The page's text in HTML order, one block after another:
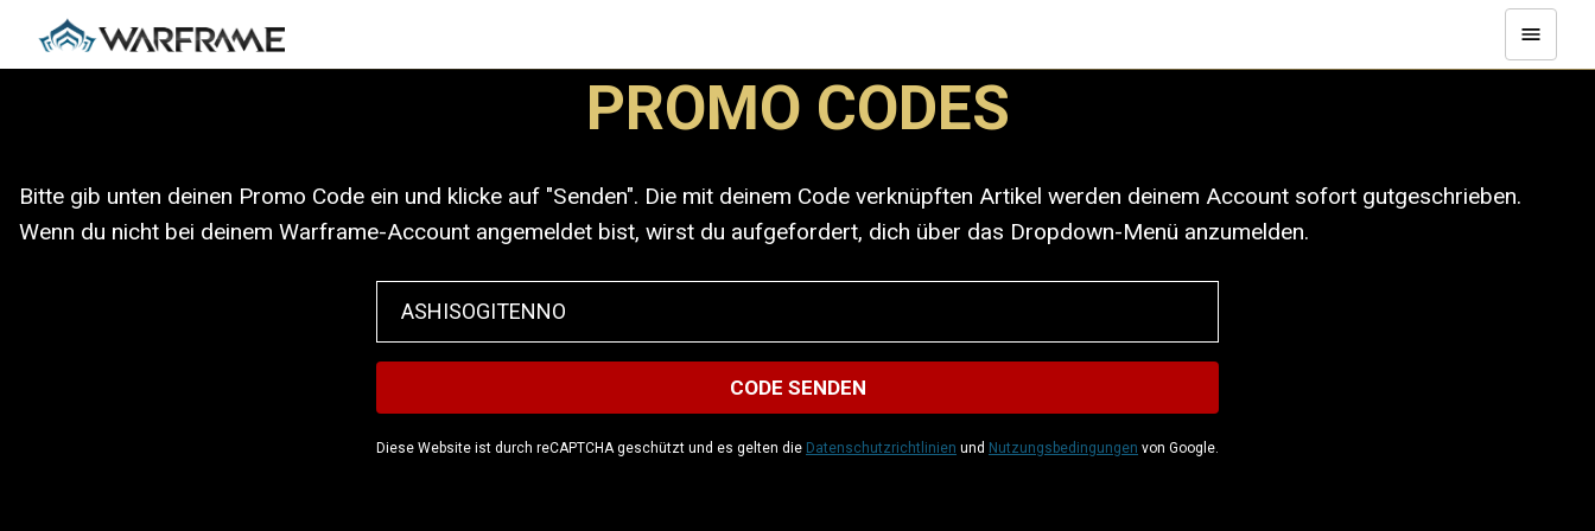
PROMO CODES
Bitte gib unten deinen Promo Code ein und klicke auf "Senden". Die mit deinem Code verknüpften Artikel werden deinem Account sofort gutgeschrieben.
Wenn du nicht bei deinem Warframe-Account angemeldet bist, wirst du aufgefordert, dich über das Dropdown-Menü anzumelden.
Diese Website ist durch reCAPTCHA geschützt und es gelten die Datenschutzrichtlinien und Nutzungsbedingungen von Google.